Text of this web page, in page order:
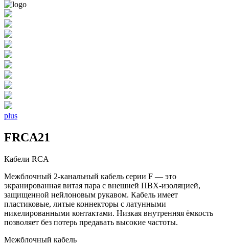
plus
FRCA21
Кабели RCA
Межблочный 2-канальный кабель серии F — это
экранированная витая пара с внешней ПВХ-изоляцией,
защищенной нейлоновым рукавом. Кабель имеет
пластиковые, литые коннекторы с латунными
никелированными контактами. Низкая внутренняя ёмкость
позволяет без потерь предавать высокие частоты.
Межблочный кабель